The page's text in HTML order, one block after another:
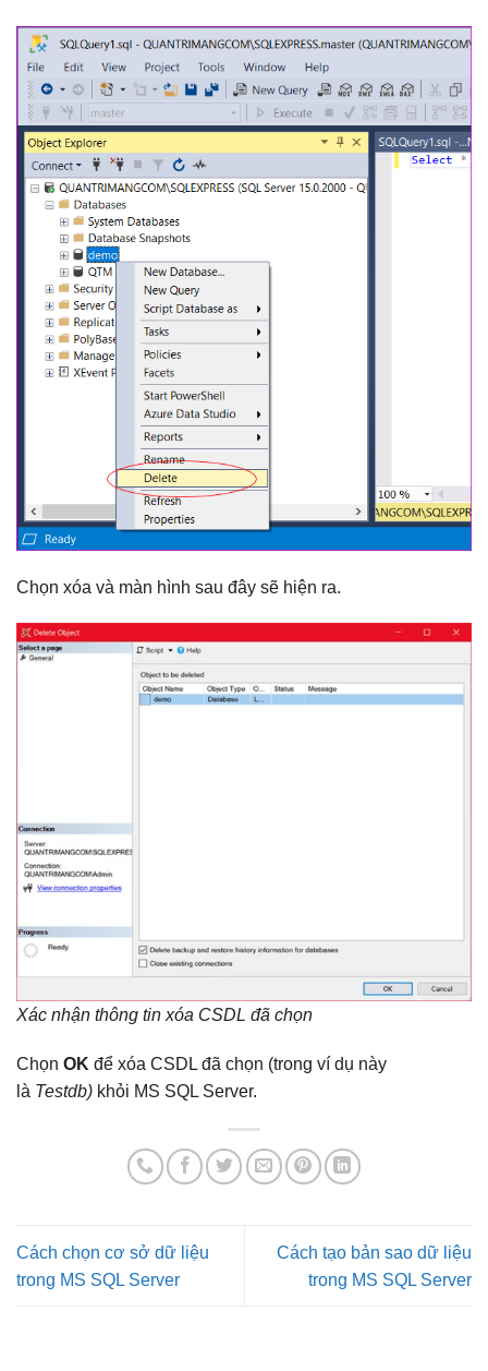
Chọn xóa và màn hình sau đây sẽ hiện ra.
Xác nhận thông tin xóa CSDL đã chọn
Chọn OK để xóa CSDL đã chọn (trong ví dụ này
là Testdb) khỏi MS SQL Server.
Cách chọn cơ sở dữ liệu
trong MS SQL Server
Cách tạo bản sao dữ liệu
trong MS SQL Server